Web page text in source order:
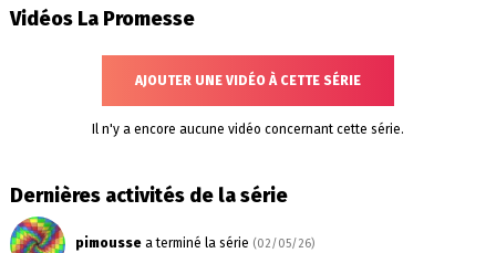
Vidéos La Promesse
AJOUTER UNE VIDÉO À CETTE SÉRIE
Il n'y a encore aucune vidéo concernant cette série.
Dernières activités de la série
pimoussea terminé la série (02/05/26)